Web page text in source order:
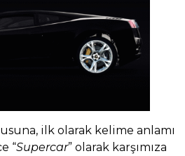
ilk olarak kelime anlamı
“Supercar” olarak karşımıza